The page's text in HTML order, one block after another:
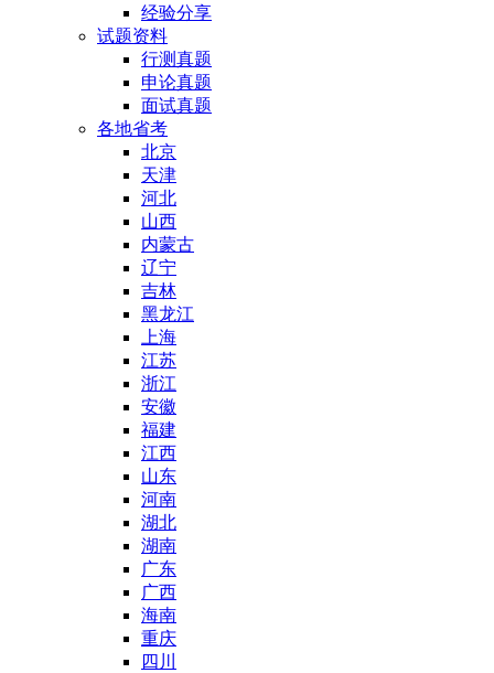
经验分享
试题资料
行测真题
申论真题
面试真题
各地省考
北京
天津
河北
山西
内蒙古
辽宁
吉林
黑龙江
上海
江苏
浙江
安徽
福建
江西
山东
河南
湖北
湖南
广东
广西
海南
重庆
四川